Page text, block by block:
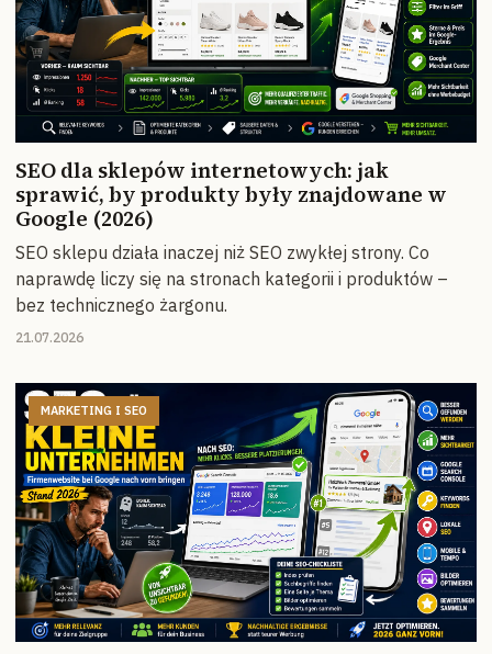
SEO dla sklepów internetowych: jak
sprawić, by produkty były znajdowane w
Google (2026)
SEO sklepu działa inaczej niż SEO zwykłej strony. Co
naprawdę liczy się na stronach kategorii i produktów –
bez technicznego żargonu.
21.07.2026
MARKETING I SEO